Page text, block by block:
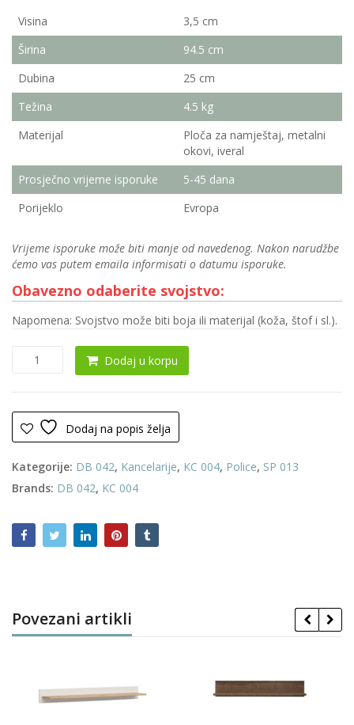
Visina
3,5 cm
Širina
94.5 cm
Dubina
25 cm
Težina
4.5 kg
Materijal
Ploča za namještaj, metalni
okovi, iveral
Prosječno vrijeme isporuke
5-45 dana
Porijeklo
Evropa
Vrijeme isporuke može biti manje od navedenog. Nakon narudžbe
ćemo vas putem emaila informisati o datumu isporuke.
Obavezno odaberite svojstvo:
Napomena: Svojstvo može biti boja ili materijal (koža, štof i sl.).
Polica
Dodaj u korpu
Dodaj na popis želja
Kategorije: DB 042, Kancelarije, KC 004, Police, SP 013
Brands: DB 042, KC 004
Povezani artikli